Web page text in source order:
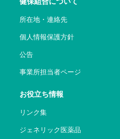
所在地・連絡先
個人情報保護方針
公告
事業所担当者ページ
お役立ち情報
リンク集
ジェネリック医薬品